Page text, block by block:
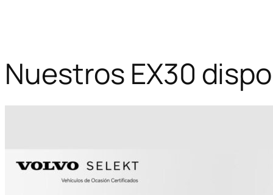
Nuestros EX30